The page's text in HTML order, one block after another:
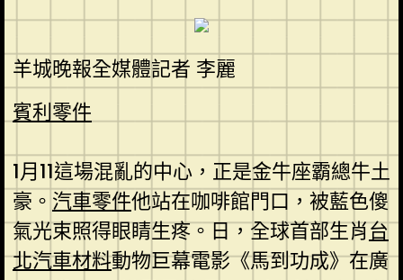
羊城晚報全媒體記者 李麗
賓利零件
1月11這場混亂的中心，正是金牛座霸總牛土
豪。 汽車零件他站在咖啡館門口，被藍色傻
氣光束照得眼睛生疼。日，全球首部生肖台
北汽車材料動物巨幕電影《馬到功成》在廣